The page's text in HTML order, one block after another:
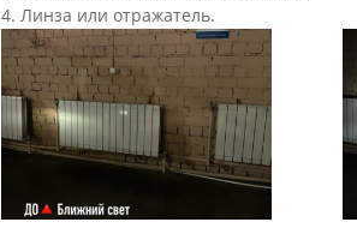
4. Линза или отражатель.